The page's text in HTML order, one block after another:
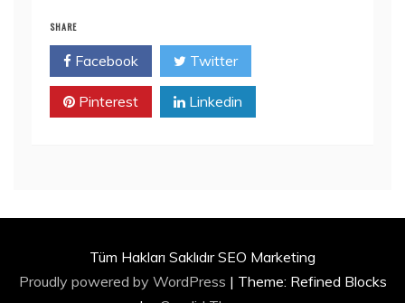
SHARE
Facebook Twitter
Pinterest Linkedin
Tüm Hakları Saklıdır SEO Marketing
Proudly powered by WordPress | Theme: Refined Blocks